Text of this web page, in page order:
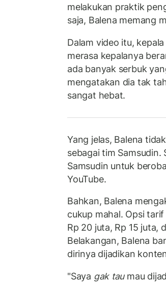
melakukan praktik
saja, Balena memang
Dalam video itu,
merasa kepalanya
ada banyak serbuk
mengatakan dia tak
sangat hebat.
Yang jelas, Balena
sebagai tim
Samsudin untuk
YouTube.
Bahkan, Balena
cukup mahal. Opsi
Rp 20 juta, Rp 15 juta,
Belakangan, Balena
dirinya dijadikan
"Saya gak taumau